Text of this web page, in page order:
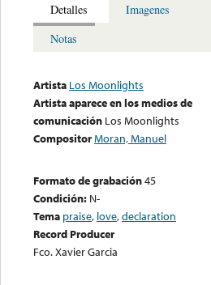
Detalles
Imagenes
Notas
Artista Los Moonlights
Artista aparece en los medios de
comunicación Los Moonlights
CompositorMoran, Manuel
Formato de grabación45
Condición: N-
Tema praise, love,declaration
Record Producer
Fco. Xavier Garcia